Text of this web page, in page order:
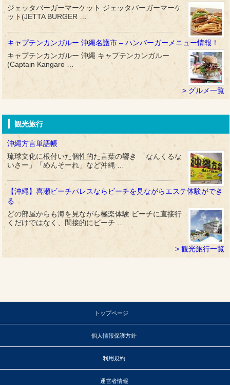
ジェッタバーガーマーケット ジェッタバーガーマーケ
ット(JETTA BURGER …
キャプテンカンガルー 沖縄名護市 – ハンバーガーメニュー情報！
キャプテンカンガルー 沖縄 キャプテンカンガルー
(Captain Kangaro …
グルメ一覧
観光旅行
沖縄方言単語帳
琉球文化に根付いた個性的た言葉の響き 「なんくるな
いさー」「めんそーれ」など沖縄 …
【沖縄】喜瀬ビーチパレスならビーチを見ながらエステ体験ができ
る
どの部屋からも海を見ながら極楽体験 ビーチに直接行
くだけではなく、間接的にビーチ …
観光旅行一覧
トップページ
個人情報保護方針
利用規約
運営者情報